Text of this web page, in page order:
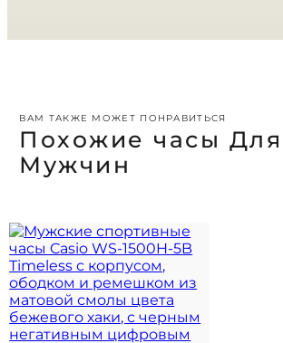
ВАМ ТАКЖЕ МОЖЕТ ПОНРАВИТЬСЯ
Похожие часы Для
Мужчин